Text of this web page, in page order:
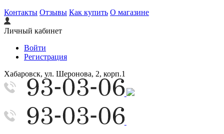
Контакты Отзывы Как купить О магазине
Личный кабинет
Войти
Регистрация
Хабаровск, ул. Шеронова, 2, корп.1